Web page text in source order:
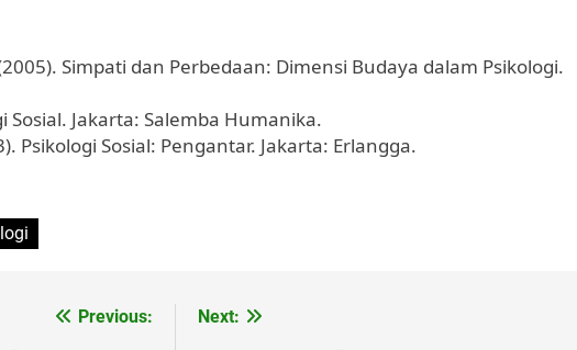
Simpati dan Perbedaan: Dimensi Budaya dalam Psikologi.
Sosial. Jakarta: Salemba Humanika.
Psikologi Sosial: Pengantar. Jakarta: Erlangga.
Previous:
Next: